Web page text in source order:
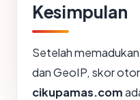
Kesimpulan
Setelah memadukan
dan GeoIP, skor
cikupamas.com